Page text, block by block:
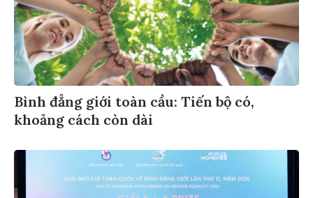
Bình đẳng giới toàn cầu: Tiến bộ có,
khoảng cách còn dài